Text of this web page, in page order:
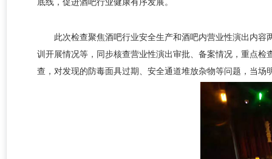
此次检查聚焦酒吧行业安全生产和酒吧内营业性演出内
训开展情况等，同步核查营业性演出审批、备案情况，重点
查，对发现的防毒面具过期、安全通道堆放杂物等问题，当